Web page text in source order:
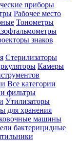
приборы
Рабочее место
Тонометры
знаков
Стерилизаторы
Камеры
Все категории
фильтры
Утилизаторы
для хранения
машины
бактерицидные